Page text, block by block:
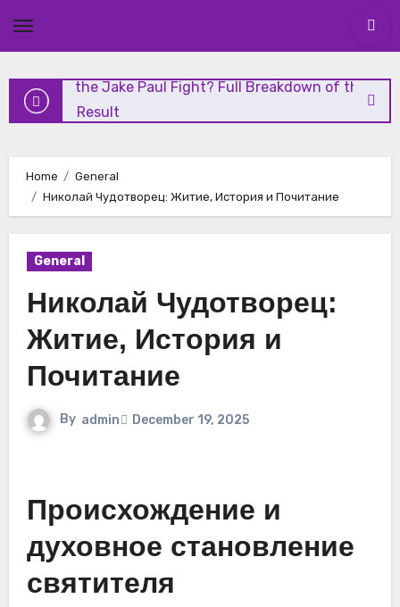
Who Won the Jake Paul Fight? Full Breakdown of the
Shocking Result
Николай Чудотворец: Житие, История и Почитание
Vanity Fair Analysis: The Media’s Role in Modern Politics
Home
General
Николай Чудотворец: Житие, История и Почитание
General
Николай Чудотворец:
Житие, История и
Почитание
By admin December 19, 2025
Происхождение и
духовное становление
святителя